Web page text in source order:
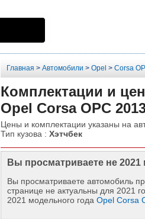
Главная > Автомобили > Opel > Corsa
Комплектации и
Opel Corsa OPC
Цены и комплектации указаны на
Тип кузова : Хэтчбек
Вы просматриваете не
Вы просматриваете автомобиль
странице не актуальны для 2021
2021 модельного года Opel Corsa